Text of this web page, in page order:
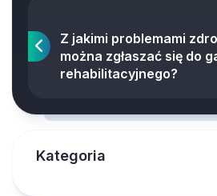
Z jakimi problemami
można zgłaszać się do
rehabilitacyjnego?
Kategoria